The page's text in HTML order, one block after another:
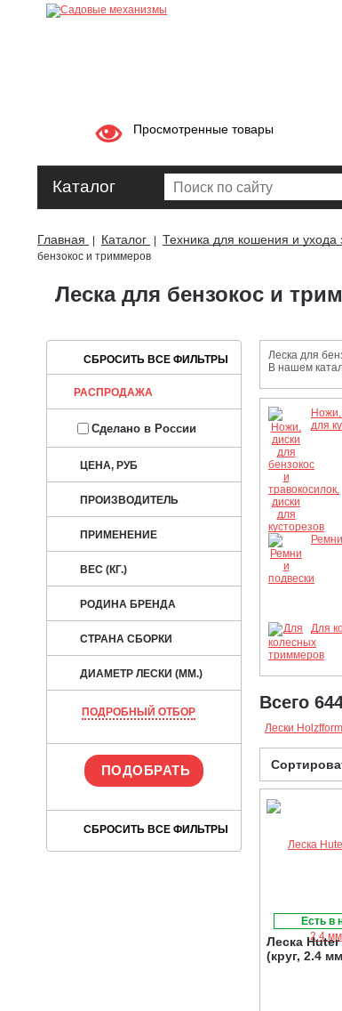
Просмотренные товары
Каталог
Главная Каталог Техника для кошения и ухода
бензокос и триммеров
Леска для бензокос и
РАСПРОДАЖА
Сделано в России
ЦЕНА, РУБ
ПРОИЗВОДИТЕЛЬ
ПРИМЕНЕНИЕ
ВЕС (КГ.)
РОДИНА БРЕНДА
СТРАНА СБОРКИ
ДИАМЕТР ЛЕСКИ (ММ.)
ПОДРОБНЫЙ ОТБОР
Леска для
В нашем
Ножи,
для
Для
Всего
Лески
Есть в
Леска Huter
(круг, 2.4